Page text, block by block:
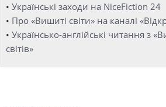
• Українські заходи на NiceFiction 24
• Про «Вишиті світи» на каналі
• Українсько-англійські читання з
світів»